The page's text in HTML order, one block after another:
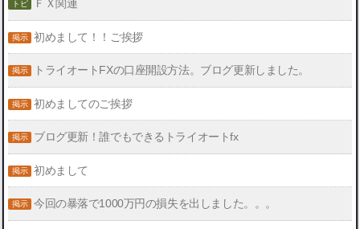
ＦＸ関連
初めまして！！ご挨拶
トライオートFXの口座開設方法。ブログ更新しました。
初めましてのご挨拶
ブログ更新！誰でもできるトライオートfx
初めまして
今回の暴落で1000万円の損失を出しました。。。